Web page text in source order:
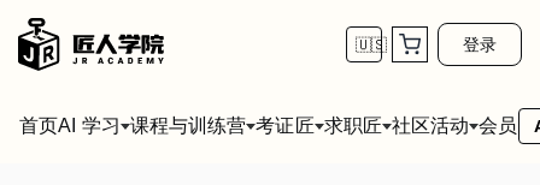
🇺🇸 登录
首页AI 学习 课程与训练营 考证匠 求职匠 社区活动 会员